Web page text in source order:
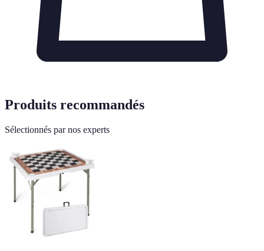
Produits recommandés
Sélectionnés par nos experts